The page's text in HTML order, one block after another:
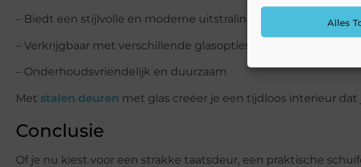
Alles
– Biedt een stijlvolle en moderne uitstraling
– Verkrijgbaar met verschillende glasopties, zoals matglas of
– Onderhoudsvriendelijk en duurzaam
Met stalen deuren met glas creëer je een tijdloos interieur
Conclusie
Of je nu kiest voor een strakke taatsdeur, een praktische